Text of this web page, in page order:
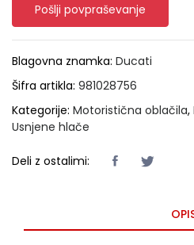
Pošlji povpraševanje
Blagovna znamka: Ducati
Šifra artikla: 981028756
Kategorije: Motoristična oblačila,
Usnjene hlače
Deli z ostalimi: